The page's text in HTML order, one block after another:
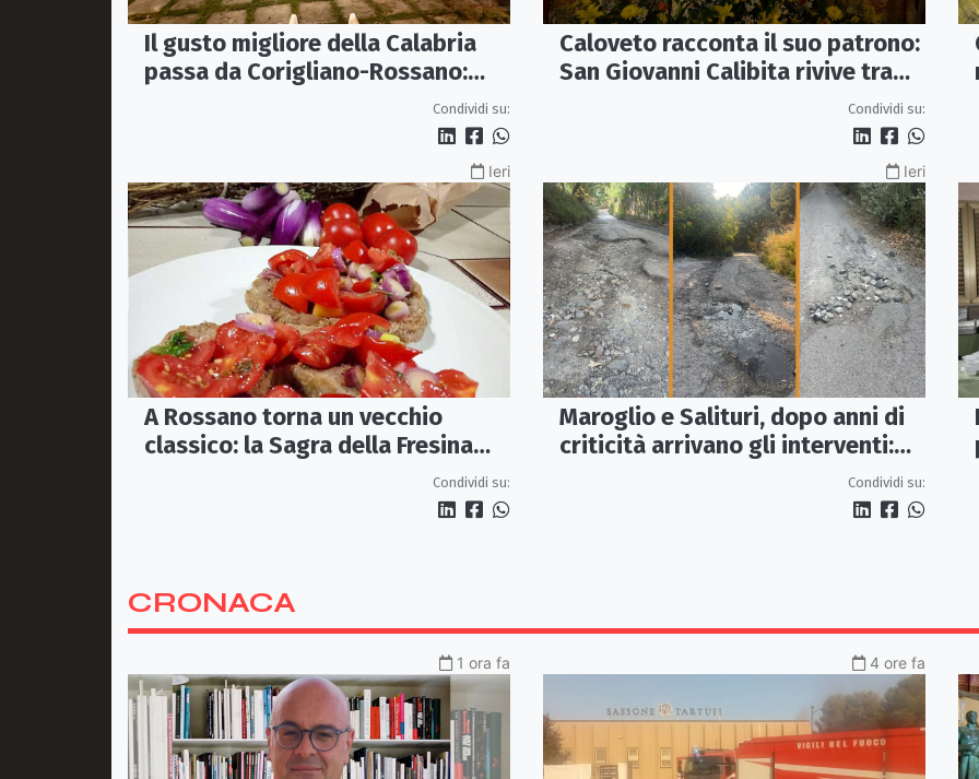
Il gusto migliore della Calabria
passa da Corigliano-Rossano:
Condividi su:
Caloveto racconta il suo patrono:
San Giovanni Calibita rivive tra
Condividi su:
Ieri
A Rossano torna un vecchio
classico: la Sagra della Fresina
Condividi su:
Ieri
Maroglio e Salituri, dopo anni di
criticità arrivano gli interventi:
Condividi su:
CRONACA
1 ora fa 4 ore fa